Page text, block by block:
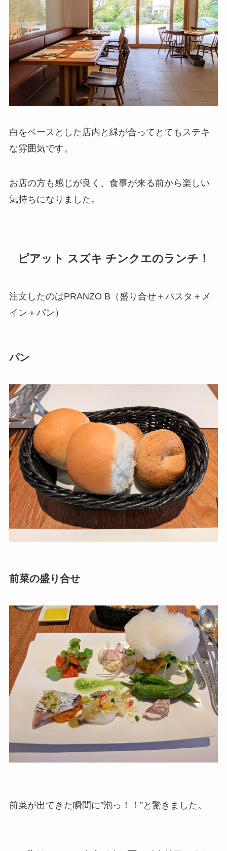
白をベースとした店内と緑が合ってとてもステキ
な雰囲気です。
お店の方も感じが良く、食事が来る前から楽しい
気持ちになりました。
ピアット スズキ チンクエのランチ！
注文したのはPRANZO B（盛り合せ＋パスタ＋メ
イン＋パン）
パン
前菜の盛り合せ
前菜が出てきた瞬間に”泡っ！！”と驚きました。